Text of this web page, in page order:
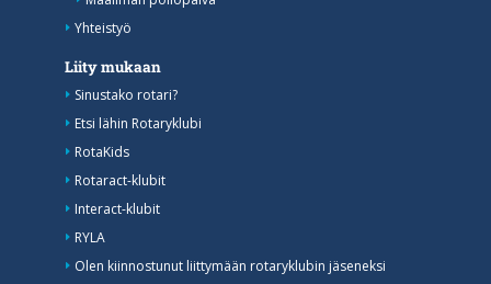
Yhteistyö
Liity mukaan
Sinustako rotari?
Etsi lähin Rotaryklubi
RotaKids
Rotaract-klubit
Interact-klubit
RYLA
Olen kiinnostunut liittymään rotaryklubin jäseneksi